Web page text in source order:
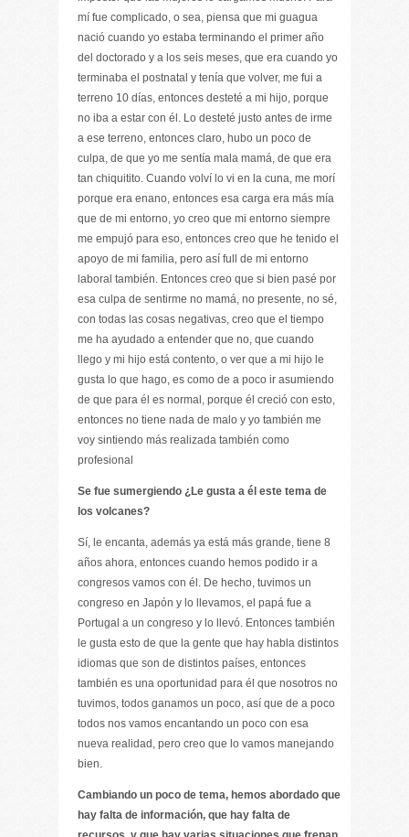
mí fue complicado, o sea, piensa que mi guagua
nació cuando yo estaba terminando el primer año
del doctorado y a los seis meses, que era cuando yo
terminaba el postnatal y tenía que volver, me fui a
terreno 10 días, entonces desteté a mi hijo, porque
no iba a estar con él. Lo desteté justo antes de irme
a ese terreno, entonces claro, hubo un poco de
culpa, de que yo me sentía mala mamá, de que era
tan chiquitito. Cuando volví lo vi en la cuna, me morí
porque era enano, entonces esa carga era más mía
que de mi entorno, yo creo que mi entorno siempre
me empujó para eso, entonces creo que he tenido el
apoyo de mi familia, pero así full de mi entorno
laboral también. Entonces creo que si bien pasé por
esa culpa de sentirme no mamá, no presente, no sé,
con todas las cosas negativas, creo que el tiempo
me ha ayudado a entender que no, que cuando
llego y mi hijo está contento, o ver que a mi hijo le
gusta lo que hago, es como de a poco ir asumiendo
de que para él es normal, porque él creció con esto,
entonces no tiene nada de malo y yo también me
voy sintiendo más realizada también como
profesional
Se fue sumergiendo ¿Le gusta a él este tema de
los volcanes?
Sí, le encanta, además ya está más grande, tiene 8
años ahora, entonces cuando hemos podido ir a
congresos vamos con él. De hecho, tuvimos un
congreso en Japón y lo llevamos, el papá fue a
Portugal a un congreso y lo llevó. Entonces también
le gusta esto de que la gente que hay habla distintos
idiomas que son de distintos países, entonces
también es una oportunidad para él que nosotros no
tuvimos, todos ganamos un poco, así que de a poco
todos nos vamos encantando un poco con esa
nueva realidad, pero creo que lo vamos manejando
bien.
Cambiando un poco de tema, hemos abordado que
hay falta de información, que hay falta de